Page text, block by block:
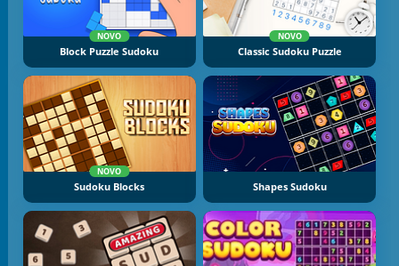
NOVO
Block Puzzle Sudoku
NOVO
Classic Sudoku Puzzle
NOVO
Sudoku Blocks Shapes Sudoku